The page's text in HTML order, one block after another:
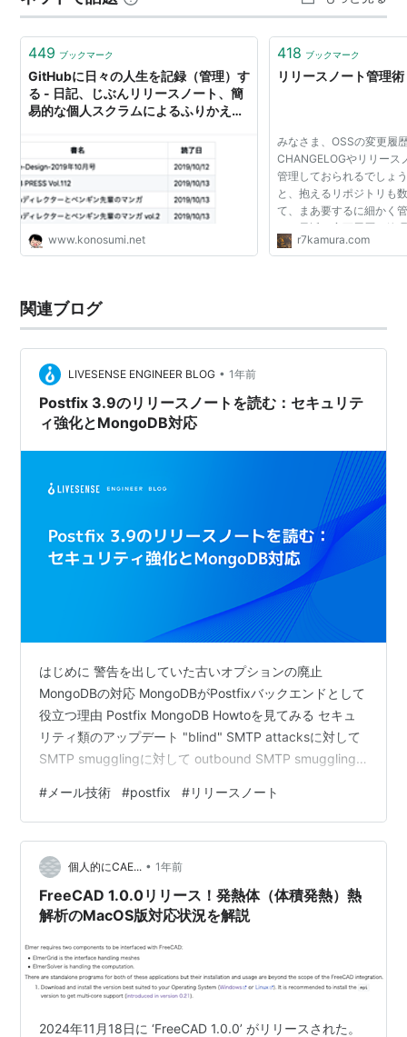
449 ブックマーク
GitHubに日々の人生を記録（管理）す
る - 日記、じぶんリリースノート、簡
易的な個人スクラムによるふりかえり
www.konosumi.net
418 ブックマーク
リリースノート管理術
みなさま、OSSの変更履
CHANGELOGやリリース
管理しておられるでしょ
と、抱えるリポジトリも
て、まあ要するに細かく
く、最近は変更履歴の管
ました。 CHANGELOG
r7kamura.com
関連ブログ
LIVESENSE ENGINEER BLOG • 1年前
Postfix 3.9のリリースノートを読む：セキュリテ
ィ強化とMongoDB対応
はじめに 警告を出していた古いオプションの廃止
MongoDBの対応 MongoDBがPostfixバックエンドとして
役立つ理由 Postfix MongoDB Howtoを見てみる セキュ
リティ類のアップデート "blind" SMTP attacksに対して
SMTP smugglingに対して outbound SMTP smuggling
枯渇攻撃に対して3 読んでみた感想 次回 参考 はじめに
技術部インフラグループの鈴木です。先日宮崎の都井岬
に行きましたが、馬が可愛かったです。 ところで最近仕
事でPostfixをよく触っているの…
# メール技術 #postfix #リリースノート
個人的にCAE... • 1年前
FreeCAD 1.0.0リリース！発熱体（体積発熱）熱
解析のMacOS版対応状況を解説
2024年11月18日に ‘FreeCAD 1.0.0’ がリリースされた。